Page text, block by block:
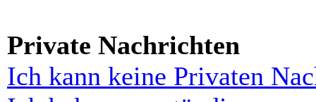
Private Nachrichten
Ich kann keine Privaten